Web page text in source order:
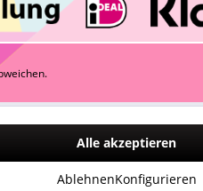
Alle akzeptieren
AblehnenKonfigurieren